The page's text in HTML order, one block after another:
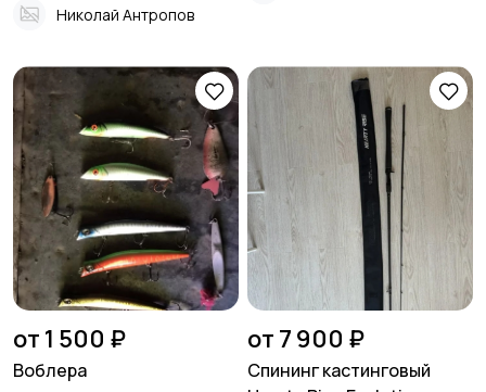
Николай Антропов
от 1 500 ₽
Воблера
от 7 900 ₽
Спининг кастинговый